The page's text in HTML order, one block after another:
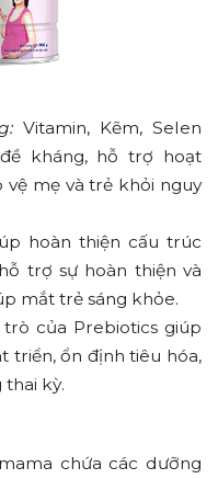
Vitamin, Kẽm, Selen
kháng, hỗ trợ hoạt
vệ mẹ và trẻ khỏi nguy
hoàn thiện cấu trúc
trợ sự hoàn thiện và
mắt trẻ sáng khỏe.
của Prebiotics giúp
triển, ổn định tiêu hóa,
kỳ.
chứa các dưỡng